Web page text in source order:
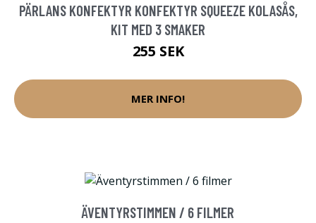
PÄRLANS KONFEKTYR KONFEKTYR SQUEEZE KOLASÅS,
KIT MED 3 SMAKER
255 SEK
MER INFO!
ÄVENTYRSTIMMEN / 6 FILMER